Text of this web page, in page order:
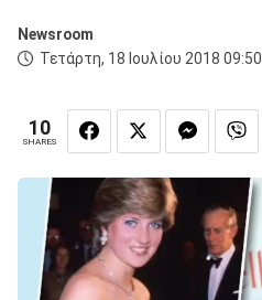
Newsroom
Τετάρτη, 18 Ιουλίου 2018 09:50
10
SHARES